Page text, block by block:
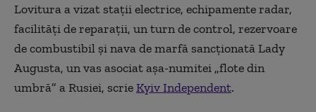
Lovitura a vizat stații electrice, echipamente radar,
facilități de reparații, un turn de control, rezervoare
de combustibil și nava de marfă sancționată Lady
Augusta, un vas asociat așa-numitei „flote din
umbră” a Rusiei, scrieKyiv Independent.